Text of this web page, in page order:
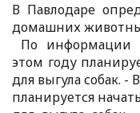
В Павлодаре
домашних
По информации
этом году
для выгула собак. -
планируется начать